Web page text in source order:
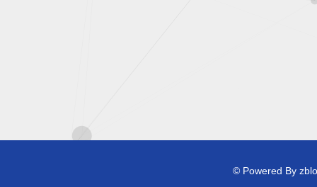
© Powered By